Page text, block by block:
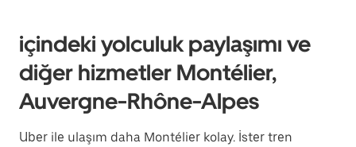
içindeki yolculuk paylaşımı ve
diğer hizmetler Montélier,
Auvergne-Rhône-Alpes
Uber ile ulaşım daha Montélier kolay. İster tren